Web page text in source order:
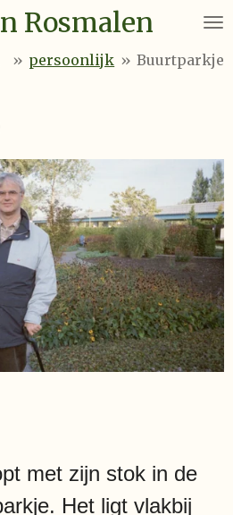
Rosmalen
» persoonlijk » Buurtparkje
met zijn stok in de
Het ligt vlakbij